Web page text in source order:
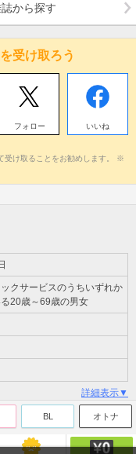
から探す
受け取ろう
フォロー いいね
受け取ることをお勧めします。 ※
クサービスのうちいずれか
20歳～69歳の男女
詳細表示▼
BL オトナ